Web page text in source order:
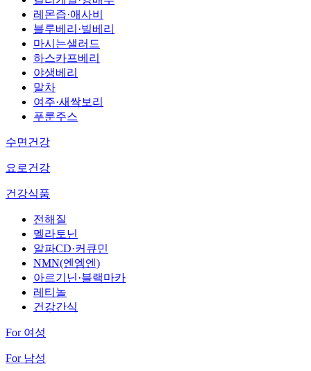
레몬즙·애사비
블루베리·빌베리
마시는샐러드
하스카프베리
야생베리
말차
여주·새싹보리
푸룬주스
수면건강
요로건강
건강식품
전해질
멜라토닌
알파CD·커큐민
NMN(엔엠엔)
아르기닌·블랙마카
레티놀
건강간식
For 여성
For 남성